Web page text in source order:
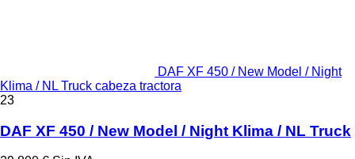
DAF XF 450 / New Model / Night
Klima / NL Truck cabeza tractora
23
DAF XF 450 / New Model / Night Klima / NL Truck